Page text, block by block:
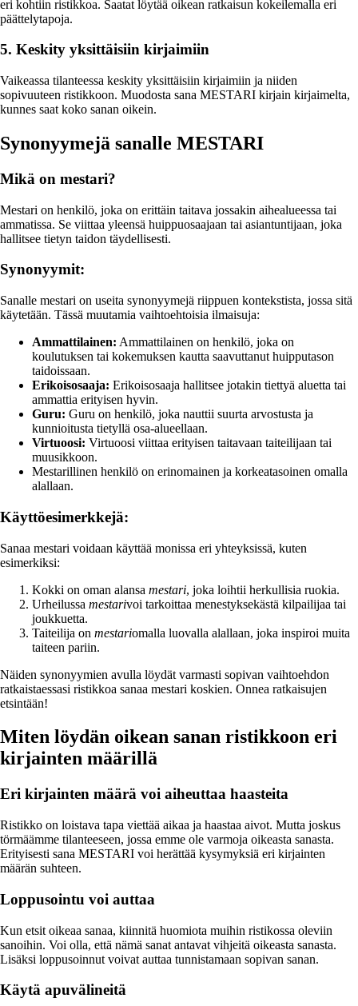
eri kohtiin ristikkoa. Saatat löytää oikean ratkaisun kokeilemalla eri
päättelytapoja.
5. Keskity yksittäisiin kirjaimiin
Vaikeassa tilanteessa keskity yksittäisiin kirjaimiin ja niiden
sopivuuteen ristikkoon. Muodosta sana MESTARI kirjain kirjaimelta,
kunnes saat koko sanan oikein.
Synonyymejä sanalle MESTARI
Mikä on mestari?
Mestari on henkilö, joka on erittäin taitava jossakin aihealueessa tai
ammatissa. Se viittaa yleensä huippuosaajaan tai asiantuntijaan, joka
hallitsee tietyn taidon täydellisesti.
Synonyymit:
Sanalle mestari on useita synonyymejä riippuen kontekstista, jossa sitä
käytetään. Tässä muutamia vaihtoehtoisia ilmaisuja:
Ammattilainen: Ammattilainen on henkilö, joka on
koulutuksen tai kokemuksen kautta saavuttanut huipputason
taidoissaan.
Erikoisosaaja: Erikoisosaaja hallitsee jotakin tiettyä aluetta tai
ammattia erityisen hyvin.
Guru: Guru on henkilö, joka nauttii suurta arvostusta ja
kunnioitusta tietyllä osa-alueellaan.
Virtuoosi: Virtuoosi viittaa erityisen taitavaan taiteilijaan tai
muusikkoon.
Mestarillinen henkilö on erinomainen ja korkeatasoinen omalla
alallaan.
Käyttöesimerkkejä:
Sanaa mestari voidaan käyttää monissa eri yhteyksissä, kuten
esimerkiksi:
Kokki on oman alansa mestari, joka loihtii herkullisia ruokia.
Urheilussa mestarivoi tarkoittaa menestyksekästä kilpailijaa tai
joukkuetta.
Taiteilija on mestariomalla luovalla alallaan, joka inspiroi muita
taiteen pariin.
Näiden synonyymien avulla löydät varmasti sopivan vaihtoehdon
ratkaistaessasi ristikkoa sanaa mestari koskien. Onnea ratkaisujen
etsintään!
Miten löydän oikean sanan ristikkoon eri
kirjainten määrillä
Eri kirjainten määrä voi aiheuttaa haasteita
Ristikko on loistava tapa viettää aikaa ja haastaa aivot. Mutta joskus
törmäämme tilanteeseen, jossa emme ole varmoja oikeasta sanasta.
Erityisesti sana MESTARI voi herättää kysymyksiä eri kirjainten
määrän suhteen.
Loppusointu voi auttaa
Kun etsit oikeaa sanaa, kiinnitä huomiota muihin ristikossa oleviin
sanoihin. Voi olla, että nämä sanat antavat vihjeitä oikeasta sanasta.
Lisäksi loppusoinnut voivat auttaa tunnistamaan sopivan sanan.
Käytä apuvälineitä